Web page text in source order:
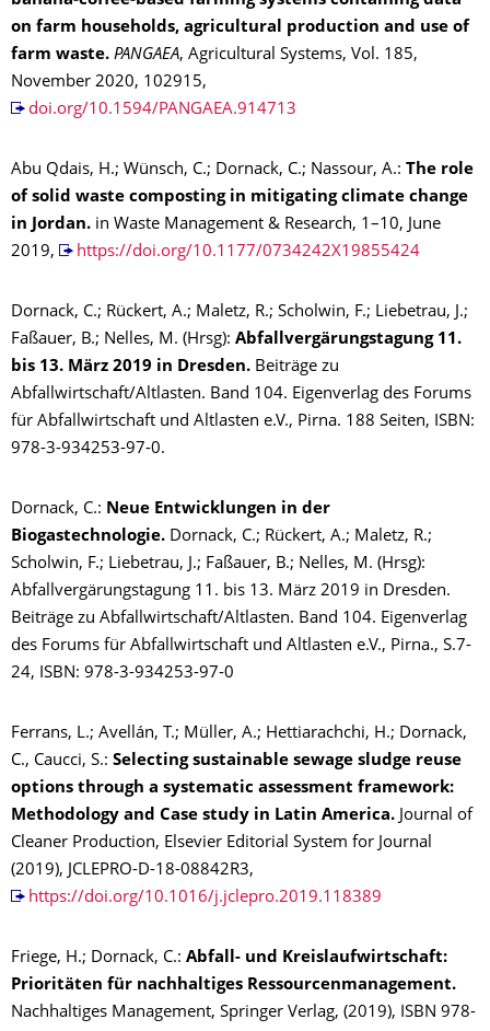
on farm households, agricultural production and use of
farm waste. PANGAEA, Agricultural Systems, Vol. 185,
November 2020, 102915,
doi.org/10.1594/PANGAEA.914713
Abu Qdais, H.; Wünsch, C.; Dornack, C.; Nassour, A.: The role
of solid waste composting in mitigating climate change
in Jordan. in Waste Management & Research, 1–10, June
2019,
https://doi.org/10.1177/0734242X19855424
Dornack, C.; Rückert, A.; Maletz, R.; Scholwin, F.; Liebetrau, J.;
Faßauer, B.; Nelles, M. (Hrsg): Abfallvergärungstagung 11.
bis 13. März 2019 in Dresden. Beiträge zu
Abfallwirtschaft/Altlasten. Band 104. Eigenverlag des Forums
für Abfallwirtschaft und Altlasten e.V., Pirna. 188 Seiten, ISBN:
978-3-934253-97-0.
Dornack, C.: Neue Entwicklungen in der
Biogastechnologie. Dornack, C.; Rückert, A.; Maletz, R.;
Scholwin, F.; Liebetrau, J.; Faßauer, B.; Nelles, M. (Hrsg):
Abfallvergärungstagung 11. bis 13. März 2019 in Dresden.
Beiträge zu Abfallwirtschaft/Altlasten. Band 104. Eigenverlag
des Forums für Abfallwirtschaft und Altlasten e.V., Pirna., S.7-
24, ISBN: 978-3-934253-97-0
Ferrans, L.; Avellán, T.; Müller, A.; Hettiarachchi, H.; Dornack,
C., Caucci, S.: Selecting sustainable sewage sludge reuse
options through a systematic assessment framework:
Methodology and Case study in Latin America. Journal of
Cleaner Production, Elsevier Editorial System for Journal
(2019), JCLEPRO-D-18-08842R3,
https://doi.org/10.1016/j.jclepro.2019.118389
Friege, H.; Dornack, C.: Abfall- und Kreislaufwirtschaft:
Prioritäten für nachhaltiges Ressourcenmanagement.
Nachhaltiges Management, Springer Verlag, (2019), ISBN 978-